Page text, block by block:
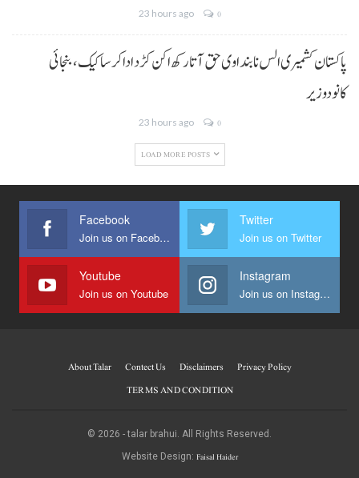
23 hours ago 0
پاکستان کشمیری الس نا بنداوی حق آتا رکھ اکن کڑد ادا کرسا کیک ،بنجائی
کانودوزیر
23 hours ago 0
LOAD MORE POSTS
Facebook
Join us on Facebook
Twitter
Join us on Twitter
Youtube
Join us on Youtube
Instagram
Join us on Instagram
About Talar Contect Us Disclaimers
Privacy Policy
TERMS AND CONDITION
© 2026 - talar brahui. All Rights Reserved.
Website Design: Faisal Haider